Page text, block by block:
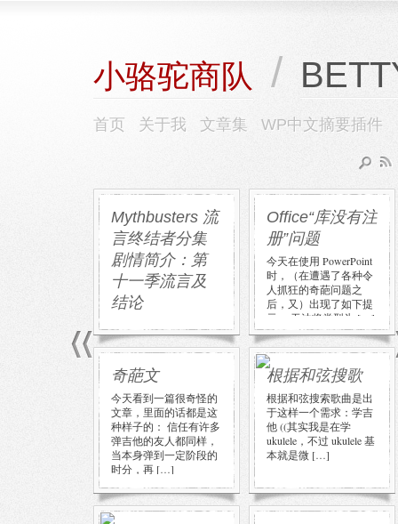
小骆驼商队 /
首页 关于我 文章集 WP中文摘要插件
Mythbusters 流
言终结者分集
剧情简介：第
十一季流言及
结论
克》中两主角本来可以
都活下来。 温度是否足
以把人冻死 导演卡梅隆
亲临现场，给出了一些
细节 […]
Office“库没有注
册”问题
今天在使用 PowerPoint
时，（在遭遇了各种令
人抓狂的奇葩问题之
后，又）出现了如下提
示： 无法将类型为 […]
奇葩文
今天看到一篇很奇怪的
文章，里面的话都是这
种样子的： 信任有许多
弹吉他的友人都同样，
当本身弹到一定阶段的
时分，再 […]
根据和弦搜歌
根据和弦搜索歌曲是出
于这样一个需求：学吉
他 ((其实我是在学
ukulele，不过 ukulele 基
本就是微 […]